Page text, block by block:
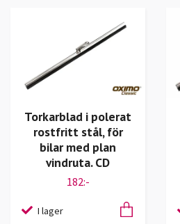
Torkarblad i polerat
rostfritt stål, för
bilar med plan
vindruta. CD
182:-
I lager